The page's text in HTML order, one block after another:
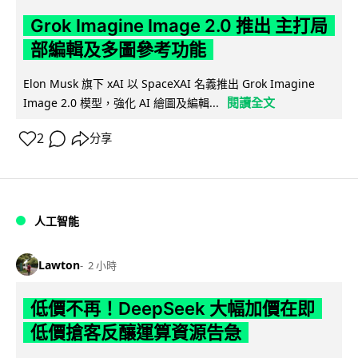
Grok Imagine Image 2.0 推出 主打局
部編輯及多圖參考功能
Elon Musk 旗下 xAI 以 SpaceXAI 名義推出 Grok Imagine
Image 2.0 模型，強化 AI 繪圖及編輯...
閱讀全文
2 分享
人工智能
Lawton 2 小時
低價不再！DeepSeek 大幅加價在即
低價搶客反釀運算資源告急